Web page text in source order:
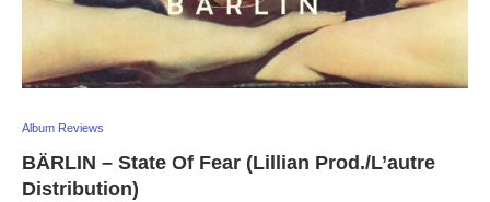
Album Reviews
BÄRLIN – State Of Fear (Lillian Prod./L’autre
Distribution)